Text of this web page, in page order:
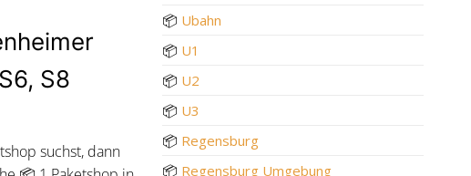
S8
suchst, dann
📦 Ubahn
📦 U1
📦 U2
📦 U3
📦 Regensburg
📦 Regensburg Umgebung